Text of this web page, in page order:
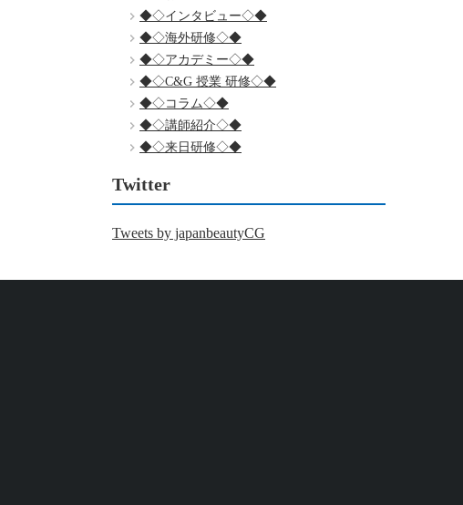
◆◇インタビュー◇◆
◆◇海外研修◇◆
◆◇アカデミー◇◆
◆◇C&G 授業 研修◇◆
◆◇コラム◇◆
◆◇講師紹介◇◆
◆◇来日研修◇◆
Twitter
Tweets by japanbeautyCG